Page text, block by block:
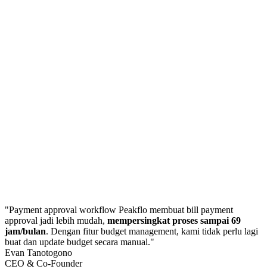
"Payment approval workflow Peakflo membuat bill payment
approval jadi lebih mudah, mempersingkat proses sampai 69
jam/bulan. Dengan fitur budget management, kami tidak perlu lagi
buat dan update budget secara manual."
Evan Tanotogono
CEO & Co-Founder